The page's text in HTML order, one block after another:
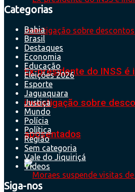
Ex-presidente do INSS é
investigação sobre
aposentados
Categorias
Bahia
Brasil
Destaques
Economia
Educação
Eleições 2026
Esporte
Jaguaquara
Justiça
Mundo
Polícia
Política
Região
Sem categoria
Vale do Jiquiriçá
Videos
Siga-nos